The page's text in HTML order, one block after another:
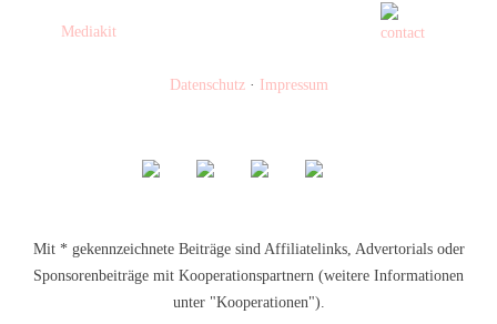
Mediakit
Datenschutz· Impressum
Mit * gekennzeichnete Beiträge sind Affiliatelinks, Advertorials oder
Sponsorenbeiträge mit Kooperationspartnern (weitere Informationen
unter "Kooperationen").